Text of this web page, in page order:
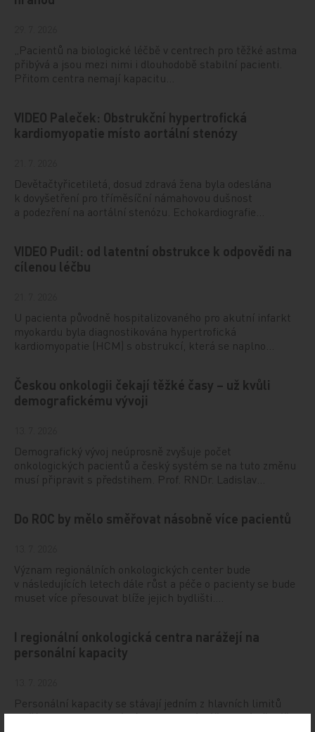
„Pacientů na biologické léčbě v centrech pro těžké astma
přibývá a jsou mezi nimi i dlouhodobě stabilní pacienti.
Přitom centra nemají kapacitu…
VIDEO Paleček: Obstrukční hypertrofická
kardiomyopatie místo aortální stenózy
Devětačtyřicetiletá, dosud zdravá žena byla odeslána
k dovyšetření pro tříměsíční námahovou dušnost
a podezření na aortální stenózu. Echokardiografie…
VIDEO Pudil: od latentní obstrukce k odpovědi na
cílenou léčbu
U pacienta původně hospitalizovaného pro akutní infarkt
myokardu byla diagnostikována hypertrofická
kardiomyopatie (HCM) s obstrukcí, která se naplno…
Českou onkologii čekají těžké časy – už kvůli
demografickému vývoji
Demografický vývoj neúprosně zvyšuje počet
onkologických pacientů a český systém se na tuto změnu
musí připravit s předstihem. Prof. RNDr. Ladislav…
Do ROC by mělo směřovat násobně více pacientů
Význam regionálních onkologických center bude
v následujících letech dále růst a péče o pacienty se bude
muset více přesouvat blíže jejich bydlišti.…
I regionální onkologická centra narážejí na
personální kapacity
Personální kapacity se stávají jedním z hlavních limitů
dalšího rozvoje regionální onkologické péče. Jaké překážky